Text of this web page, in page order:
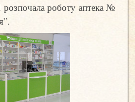
роботу аптека №